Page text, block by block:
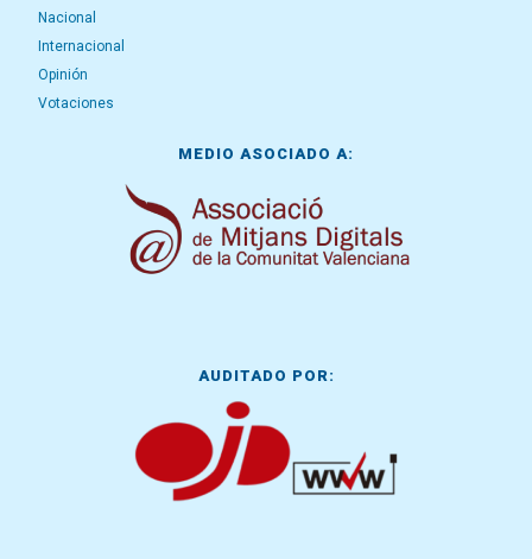
Nacional
Internacional
Opinión
Votaciones
MEDIO ASOCIADO A:
AUDITADO POR: